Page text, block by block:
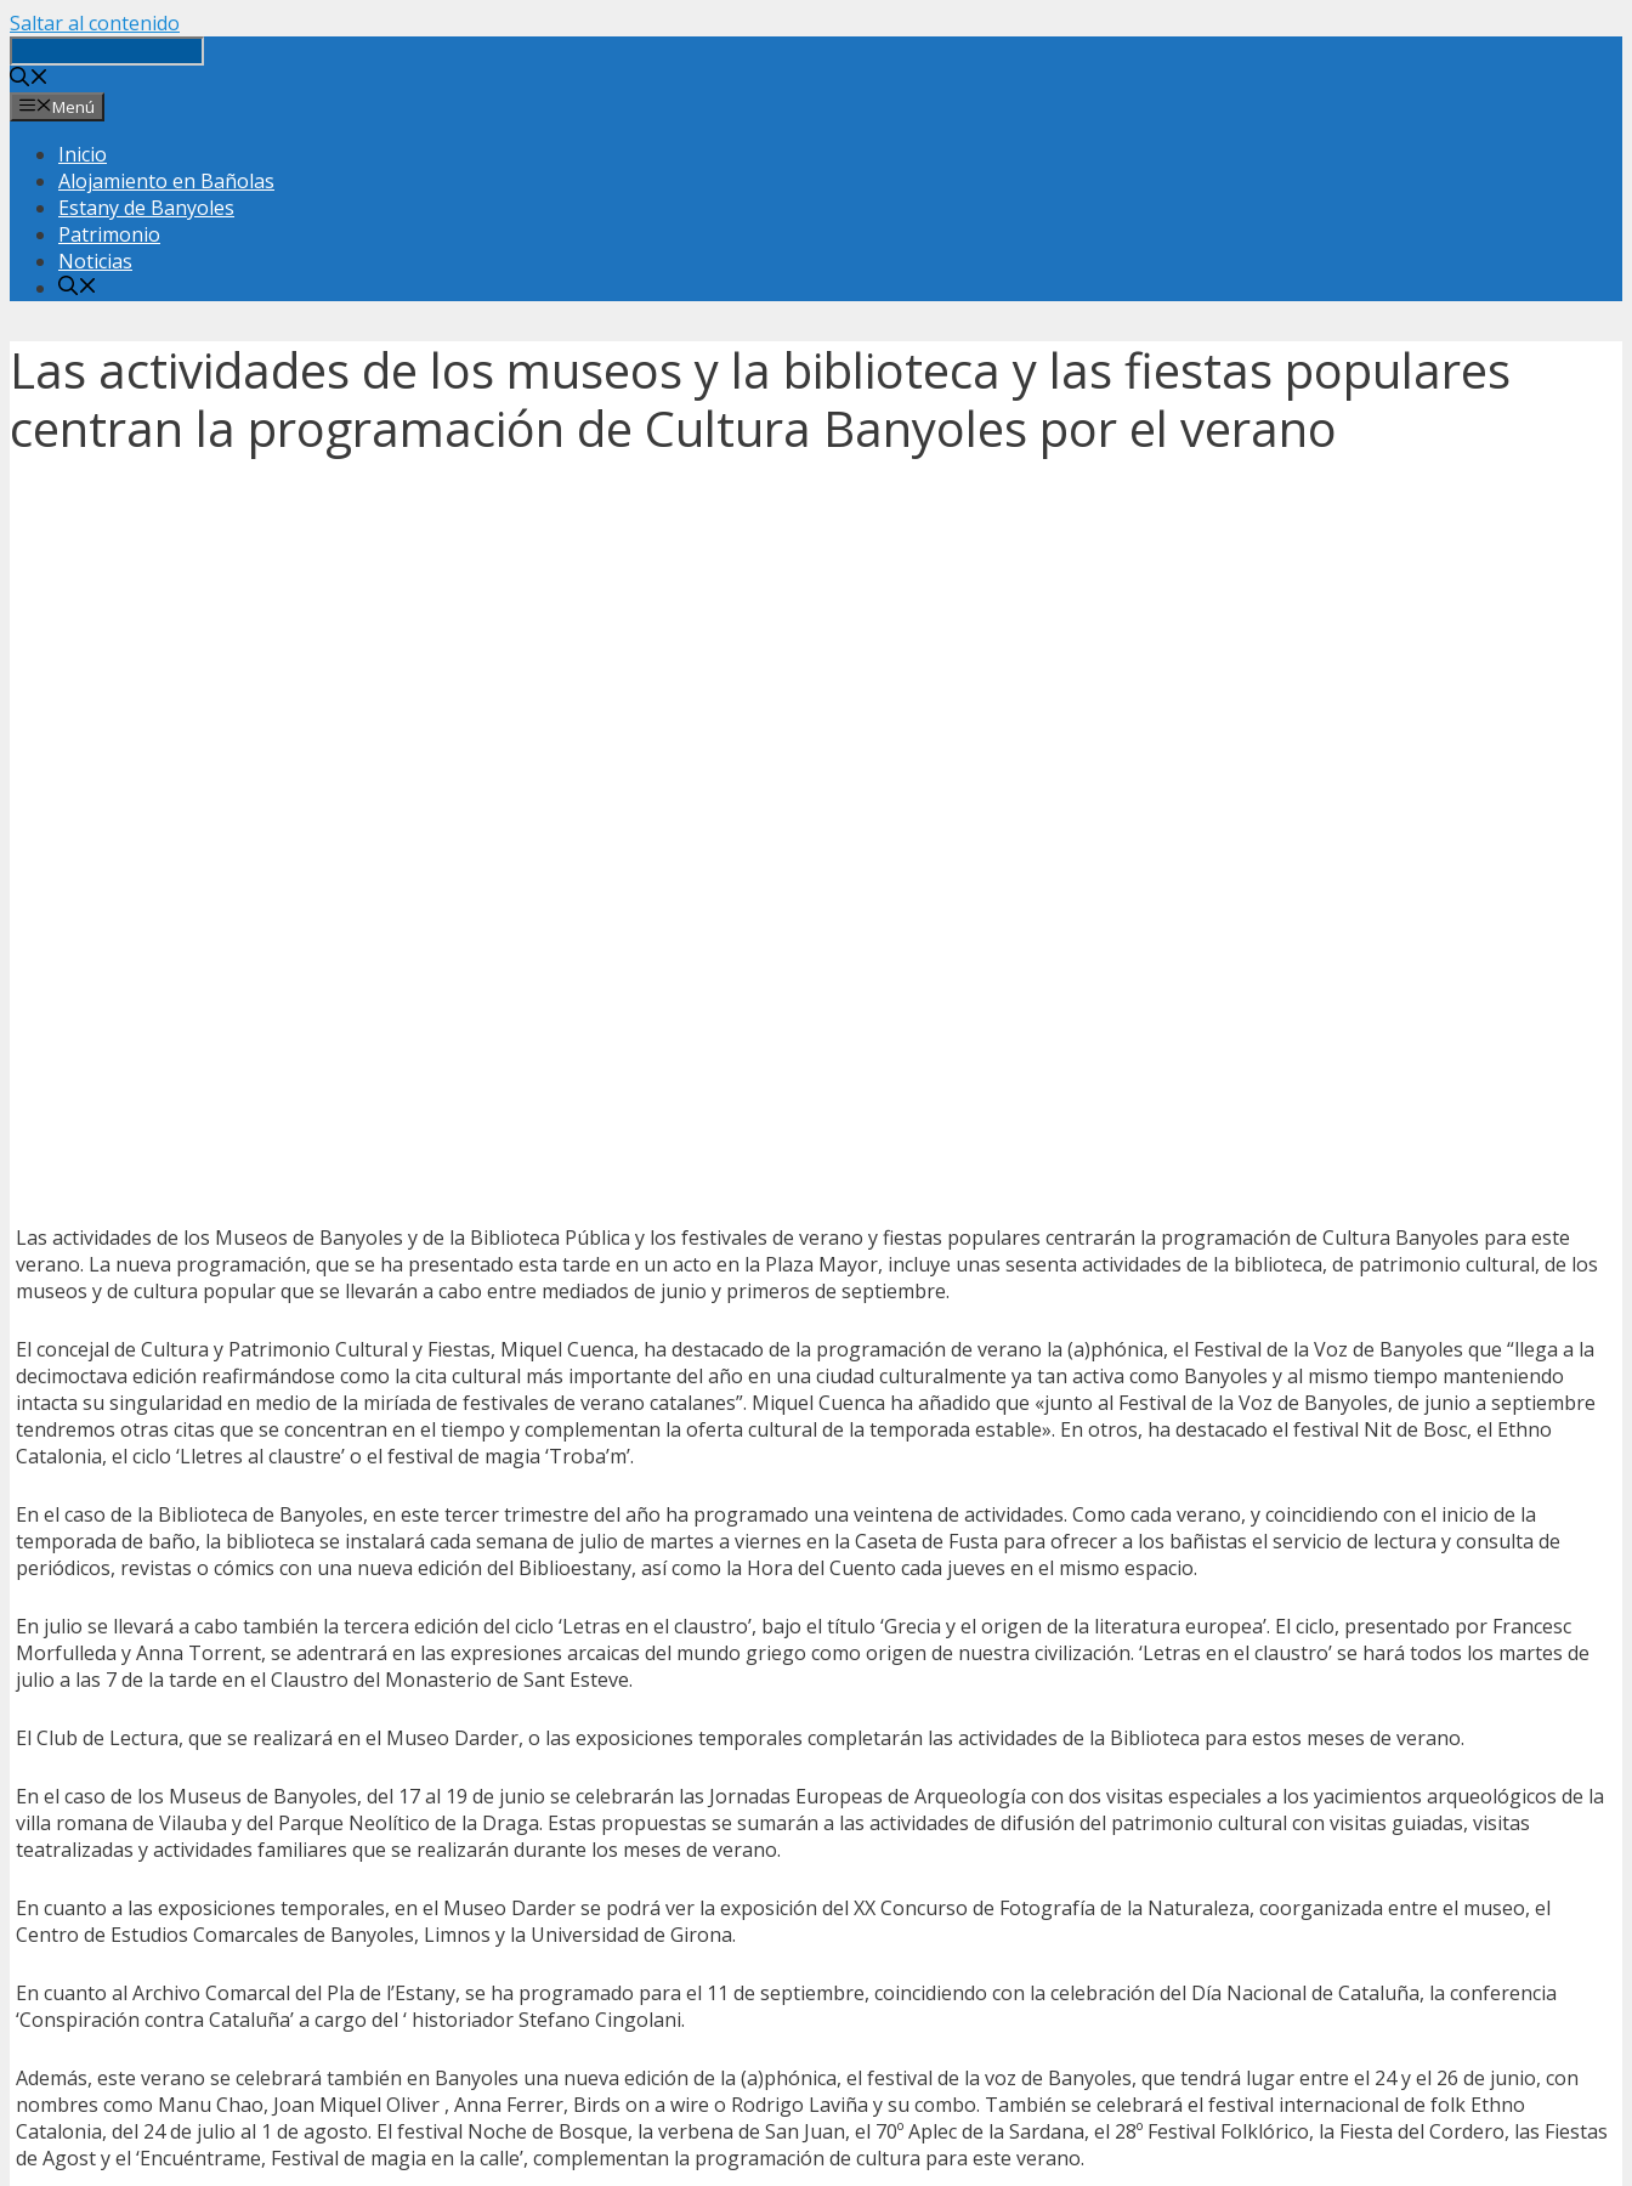
Saltar al contenido
Menú
Inicio
Alojamiento en Bañolas
Estany de Banyoles
Patrimonio
Noticias
Las actividades de los museos y la biblioteca y las fiestas populares
centran la programación de Cultura Banyoles por el verano
Las actividades de los Museos de Banyoles y de la Biblioteca Pública y los festivales de verano y fiestas populares centrarán la programación de Cultura Banyoles para este
verano. La nueva programación, que se ha presentado esta tarde en un acto en la Plaza Mayor, incluye unas sesenta actividades de la biblioteca, de patrimonio cultural, de los
museos y de cultura popular que se llevarán a cabo entre mediados de junio y primeros de septiembre.
El concejal de Cultura y Patrimonio Cultural y Fiestas, Miquel Cuenca, ha destacado de la programación de verano la (a)phónica, el Festival de la Voz de Banyoles que “llega a la
decimoctava edición reafirmándose como la cita cultural más importante del año en una ciudad culturalmente ya tan activa como Banyoles y al mismo tiempo manteniendo
intacta su singularidad en medio de la miríada de festivales de verano catalanes”. Miquel Cuenca ha añadido que «junto al Festival de la Voz de Banyoles, de junio a septiembre
tendremos otras citas que se concentran en el tiempo y complementan la oferta cultural de la temporada estable». En otros, ha destacado el festival Nit de Bosc, el Ethno
Catalonia, el ciclo ‘Lletres al claustre’ o el festival de magia ‘Troba’m’.
En el caso de la Biblioteca de Banyoles, en este tercer trimestre del año ha programado una veintena de actividades. Como cada verano, y coincidiendo con el inicio de la
temporada de baño, la biblioteca se instalará cada semana de julio de martes a viernes en la Caseta de Fusta para ofrecer a los bañistas el servicio de lectura y consulta de
periódicos, revistas o cómics con una nueva edición del Biblioestany, así como la Hora del Cuento cada jueves en el mismo espacio.
En julio se llevará a cabo también la tercera edición del ciclo ‘Letras en el claustro’, bajo el título ‘Grecia y el origen de la literatura europea’. El ciclo, presentado por Francesc
Morfulleda y Anna Torrent, se adentrará en las expresiones arcaicas del mundo griego como origen de nuestra civilización. ‘Letras en el claustro’ se hará todos los martes de
julio a las 7 de la tarde en el Claustro del Monasterio de Sant Esteve.
El Club de Lectura, que se realizará en el Museo Darder, o las exposiciones temporales completarán las actividades de la Biblioteca para estos meses de verano.
En el caso de los Museus de Banyoles, del 17 al 19 de junio se celebrarán las Jornadas Europeas de Arqueología con dos visitas especiales a los yacimientos arqueológicos de la
villa romana de Vilauba y del Parque Neolítico de la Draga. Estas propuestas se sumarán a las actividades de difusión del patrimonio cultural con visitas guiadas, visitas
teatralizadas y actividades familiares que se realizarán durante los meses de verano.
En cuanto a las exposiciones temporales, en el Museo Darder se podrá ver la exposición del XX Concurso de Fotografía de la Naturaleza, coorganizada entre el museo, el
Centro de Estudios Comarcales de Banyoles, Limnos y la Universidad de Girona.
En cuanto al Archivo Comarcal del Pla de l’Estany, se ha programado para el 11 de septiembre, coincidiendo con la celebración del Día Nacional de Cataluña, la conferencia
‘Conspiración contra Cataluña’ a cargo del ‘ historiador Stefano Cingolani.
Además, este verano se celebrará también en Banyoles una nueva edición de la (a)phónica, el festival de la voz de Banyoles, que tendrá lugar entre el 24 y el 26 de junio, con
nombres como Manu Chao, Joan Miquel Oliver , Anna Ferrer, Birds on a wire o Rodrigo Laviña y su combo. También se celebrará el festival internacional de folk Ethno
Catalonia, del 24 de julio al 1 de agosto. El festival Noche de Bosque, la verbena de San Juan, el 70º Aplec de la Sardana, el 28º Festival Folklórico, la Fiesta del Cordero, las Fiestas
de Agost y el ‘Encuéntrame, Festival de magia en la calle’, complementan la programación de cultura para este verano.